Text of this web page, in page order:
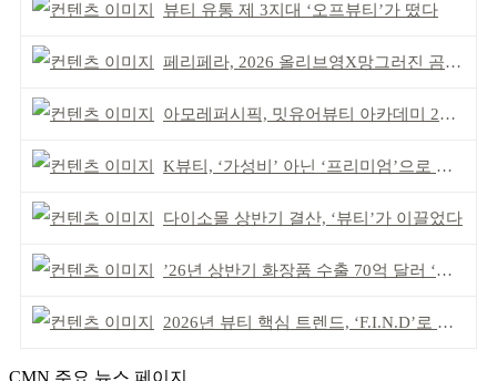
뷰티 유통 제 3지대 ‘오프뷰티’가 떴다
페리페라, 2026 올리브영X망그러진 곰 콜라보
아모레퍼시픽, 밋유어뷰티 아카데미 2기 발대식
K뷰티, ‘가성비’ 아닌 ‘프리미엄’으로 승부걸어야
다이소몰 상반기 결산, ‘뷰티’가 이끌었다
’26년 상반기 화장품 수출 70억 달러 ‘역대 최고’
2026년 뷰티 핵심 트렌드, ‘F.I.N.D’로 읽는다
CMN 주요 뉴스 페이지